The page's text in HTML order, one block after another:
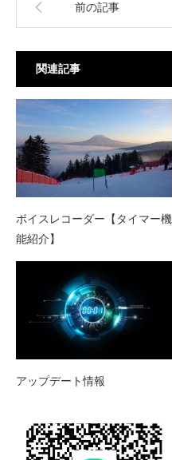
前の記事
関連記事
ボイスレコーダー【タイマー機
能紹介】
アップデート情報